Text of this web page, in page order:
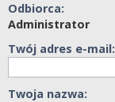
Odbiorca:
Administrator
Twój adres e-mail:
Twoja nazwa: